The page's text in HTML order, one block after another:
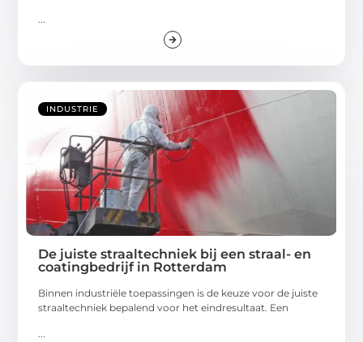
INDUSTRIE
De juiste straaltechniek bij een straal- en
coatingbedrijf in Rotterdam
Binnen industriële toepassingen is de keuze voor de juiste
straaltechniek bepalend voor het eindresultaat. Een
...